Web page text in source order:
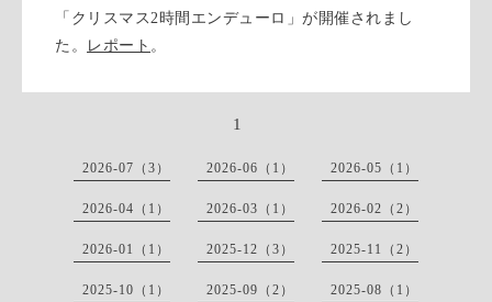
「クリスマス2時間エンデューロ」が開催されまし
た。
レポート 。
1
2026-07（3） 2026-06（1） 2026-05（1）
2026-04（1） 2026-03（1） 2026-02（2）
2026-01（1） 2025-12（3） 2025-11（2）
2025-10（1） 2025-09（2） 2025-08（1）